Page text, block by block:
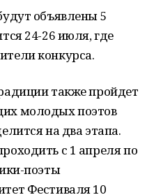
объявлены 5
24-26 июля, где
конкурса.
также пройдет
молодых поэтов
на два этапа.
с 1 апреля по
поэты
Фестиваля 10